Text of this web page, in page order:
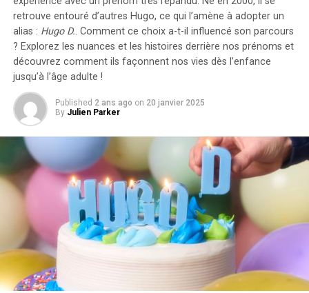
un écran pseudo vertical, pour une représentation la
plus pure possible. Le Mode New Order adapte le jeu aux
écrans modernes, transformant l’action de tir
palpitante en un format large 16:9. Enfin, le Mode New
Order+ introduit de nombreux éléments
supplémentaires, dont un « WARNING GAUGE », qui
ajoute une mécanique de risque/récompense pour aider
le joueur à naviguer à travers les hordes d’envahisseurs
ennemis. Chaque mode permet de piloter l’un des
quatre hélicoptères uniques, chacun ayant des attributs
et des systèmes d’armement différents. De plus, cette
nouvelle version propose des fonctionnalités
d’entraînement pour chaque mode, ainsi qu’un choix
parmi trois bandes sonores existantes et une nouvelle
bande sonore améliorée par le vétéran de la musique de
jeux vidéo, Shinji Hosoe, connu pour ses travaux sur les
sériesRidge Racer
retrouve entouré d’autres Hugo, ce qui l’amène à adopter un
alias : Hugo D.. Comment ce choix a-t-il influencé son parcours
? Explorez les nuances et les histoires derrière nos prénoms et
découvrez comment ils façonnent nos vies dès l’enfance
jusqu’à l’âge adulte !
Published 2 ans ago on 20 janvier 2025
By Julien Parker